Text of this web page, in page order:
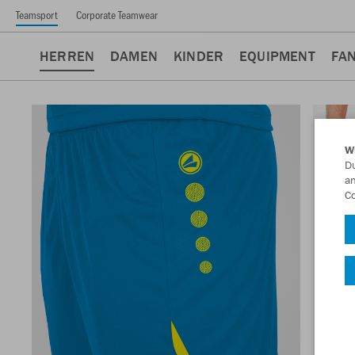
Teamsport Corporate Teamwear
HERREN DAMEN KINDER EQUIPMENT